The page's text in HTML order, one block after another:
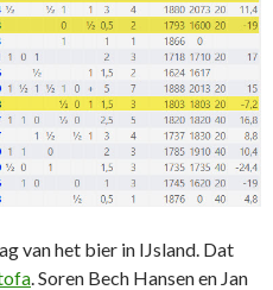
van het bier in IJsland. Dat
. Soren Bech Hansen en Jan